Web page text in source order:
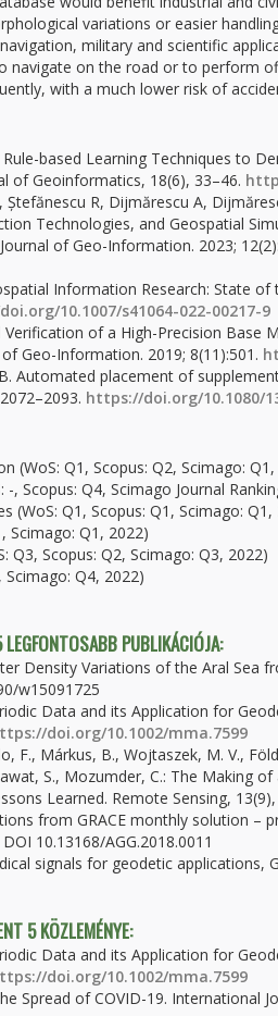
variations or easier
military and scientific
on the road or to perform
with a much lower risk of
based Learning Techniques to
of Geoinformatics, 18(6), 33–46.
R, Dijmărescu A,
Technologies, and Geospatial
of Geo-Information. 2023;
Information Research: State
10.1007/s41064-022-00217-9
of a High-Precision Base
Geo-Information. 2019; 8(11):501.
Automated placement of
https://doi.org/10.1080/
(WoS: Q1, Scopus: Q2, Scimago:
Scopus: Q4, Scimago Journal
(WoS: Q1, Scopus: Q1, Scimago: Q1,
Scimago: Q1, 2022)
Q3, Scopus: Q2, Scimago: Q3, 2022)
Q4, 2022)
PUBLIKÁCIÓJA:
Density Variations of the Aral Sea
w15091725
Data and its Application for
doi.org/10.1002/mma.7599
F., Márkus, B., Wojtaszek, M. V.,
S., Mozumder, C.: The Making
Learned. Remote Sensing,
from GRACE monthly solution –
10.13168/AGG.2018.0011
signals for geodetic applications,
5 KÖZLEMÉNYE:
Data and its Application for
doi.org/10.1002/mma.7599
Spread of COVID-19. International